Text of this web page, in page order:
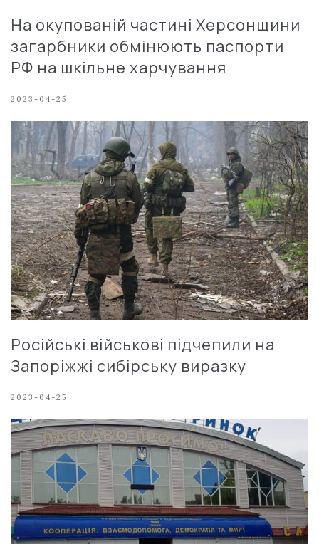
На окупованій частині Херсонщини
загарбники обмінюють паспорти
РФ на шкільне харчування
2023-04-25
Російські військові підчепили на
Запоріжжі сибірську виразку
2023-04-25